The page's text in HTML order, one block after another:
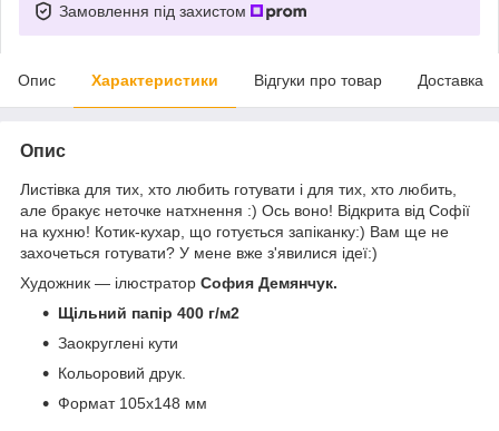
Замовлення під захистом
Опис Характеристики Відгуки про товар Доставка
Опис
Листівка для тих, хто любить готувати і для тих, хто любить,
але бракує неточке натхнення :) Ось воно! Відкрита від Софії
на кухню! Котик-кухар, що готується запіканку:) Вам ще не
захочеться готувати? У мене вже з'явилися ідеї:)
Художник — ілюстратор София Демянчук.
Щільний папір 400 г/м2
Заокруглені кути
Кольоровий друк.
Формат 105х148 мм